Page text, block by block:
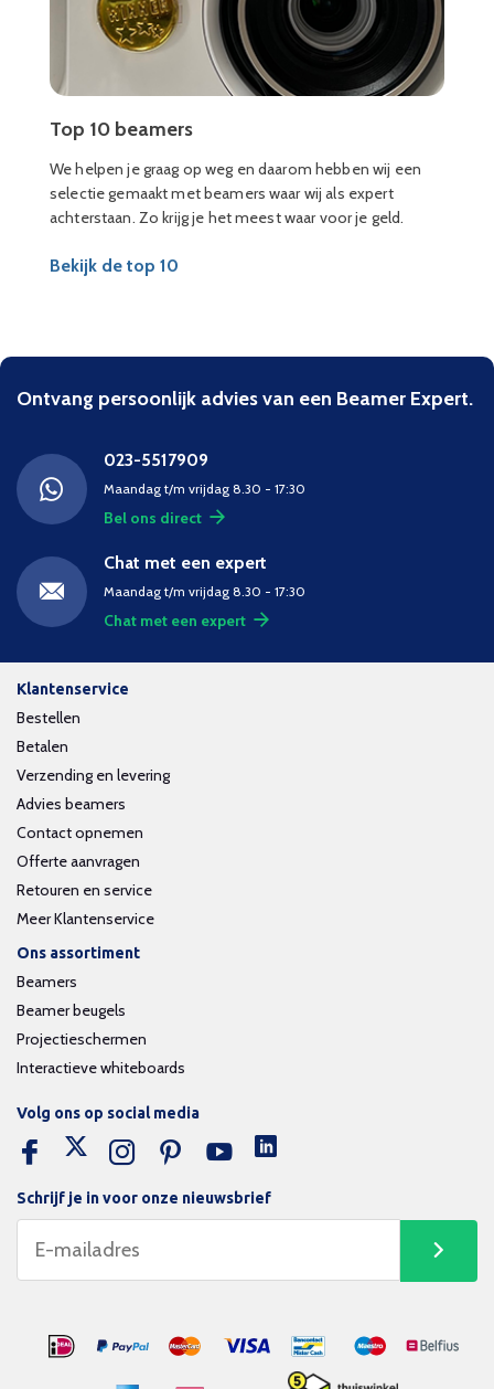
Top 10 beamers
We helpen je graag op weg en daarom hebben wij een
selectie gemaakt met beamers waar wij als expert
achterstaan. Zo krijg je het meest waar voor je geld.
Bekijk de top 10
Ontvang persoonlijk advies van een Beamer Expert.
023-5517909
Maandag t/m vrijdag 8.30 - 17:30
Bel ons direct
Chat met een expert
Maandag t/m vrijdag 8.30 - 17:30
Chat met een expert
Klantenservice
Bestellen
Betalen
Verzending en levering
Advies beamers
Contact opnemen
Offerte aanvragen
Retouren en service
Meer Klantenservice
Ons assortiment
Beamers
Beamer beugels
Projectieschermen
Interactieve whiteboards
Schrijf je in voor onze nieuwsbrief
Volg ons op social media